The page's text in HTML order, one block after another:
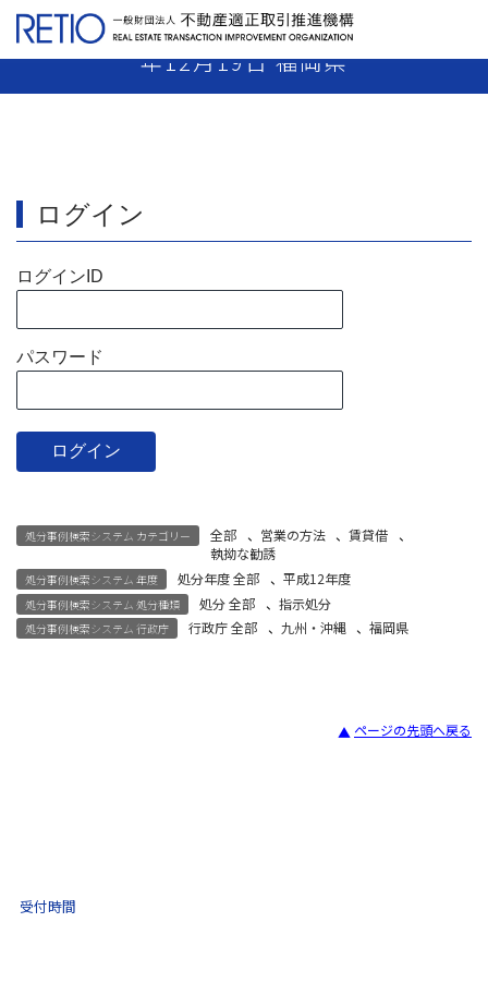
【12-76】 媒介業者 指示処分 平成12
年12月19日 福岡県
ログイン
ログインID
パスワード
処分事例検索システム カテゴリー 全部 、 営業の方法 、賃貸借
、
執拗な勧誘
処分事例検索システム 年度 処分年度 全部 、 平成12年度
処分事例検索システム 処分種類 処分 全部 、 指示処分
処分事例検索システム 行政庁 行政庁 全部 、 九州・沖縄 、福岡県
ページの先頭へ戻る
受付時間